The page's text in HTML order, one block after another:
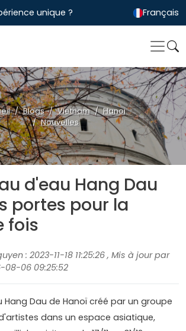
unique ? Français
Blogs Vietnam
Hanoi
Nouvelles
d'eau Hang Dau
portes pour la
fois
: 2023-11-18 11:25:26 , Mis à jour par
08-06 09:25:52
Hang Dau de Hanoï créé par un groupe
dans un espace asiatique,